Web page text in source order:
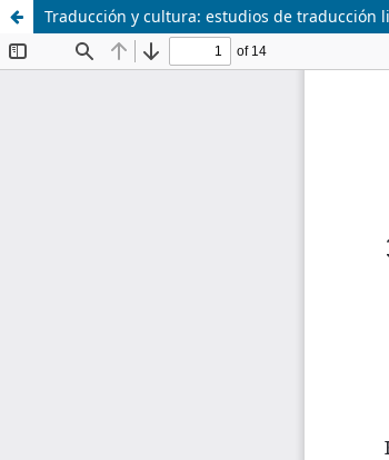
Traducción y cultura: estudios de traducción